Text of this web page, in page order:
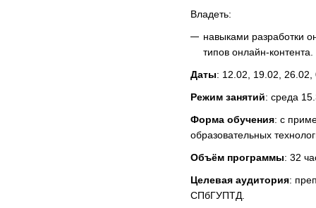
Владеть:
навыками разработки
типов онлайн-контента.
Даты: 12.02, 19.02,
Режим занятий: среда
Форма обучения: с
образовательных
Объём программы: 32
Целевая аудитория:
СПбГУПТД.